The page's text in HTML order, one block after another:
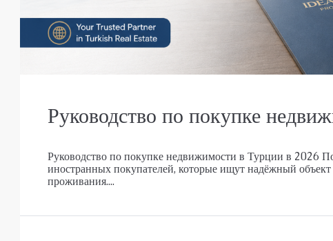
Руководство по покупке
Руководство по покупке недвижимости в Турции в 2026
иностранных покупателей, которые ищут надёжный
проживания....